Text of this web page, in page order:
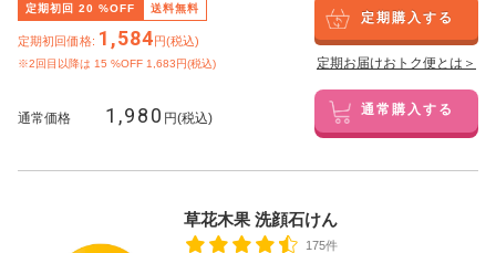
定期初回 20 %OFF 送料無料
定期初回価格: 1,584円(税込)
※2回目以降は 15 %OFF 1,683円(税込)
定期購入する
定期お届けおトク便とは＞
通常価格 1,980 円(税込) 通常購入する
草花木果 洗顔石けん
175件